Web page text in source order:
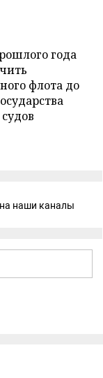
года
флота до
наши каналы